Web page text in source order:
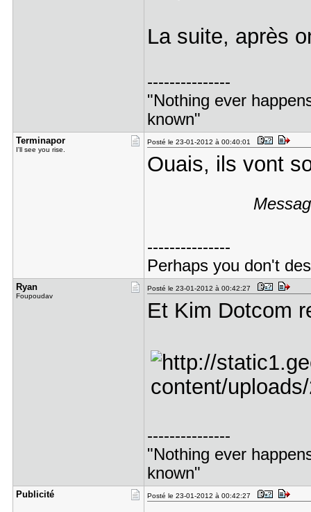
La suite, après
---------------
"Nothing ever
known"
Terminapor
I'll see you rise.
Posté le 23-01-2012 à 00:40:01
Ouais, ils vont
---------------
Perhaps you don't
Ryan
Foupoudav
Posté le 23-01-2012 à 00:42:27
Et Kim Dotcom
---------------
"Nothing ever
known"
Publicité Posté le 23-01-2012 à 00:42:27